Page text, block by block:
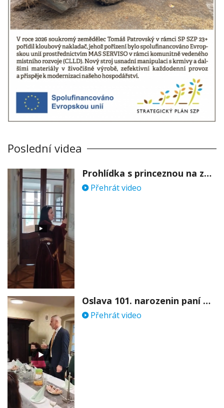
Poslední videa
Prohlídka s princeznou na zámku Stekník
Přehrát video
Oslava 101. narozenin paní Věry Skořepové
Přehrát video